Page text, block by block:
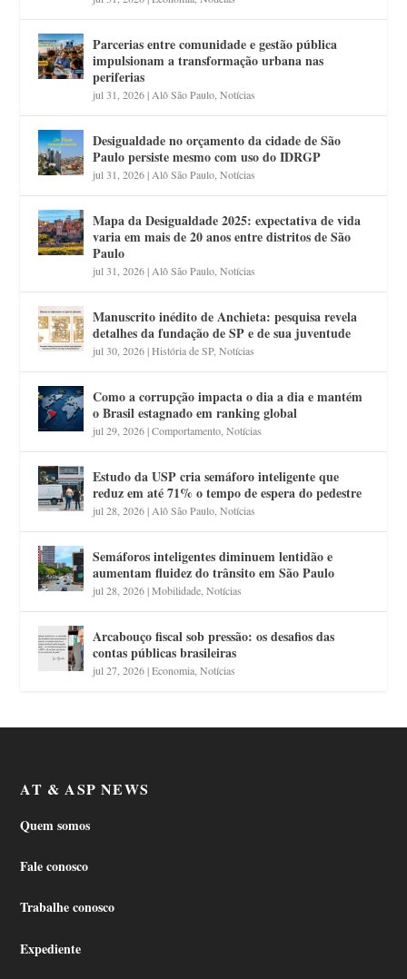
Parcerias entre comunidade e gestão pública
impulsionam a transformação urbana nas
periferias
jul 31, 2026| Alô São Paulo ,Notícias
Desigualdade no orçamento da cidade de São
Paulo persiste mesmo com uso do IDRGP
jul 31, 2026| Alô São Paulo ,Notícias
Mapa da Desigualdade 2025: expectativa de vida
varia em mais de 20 anos entre distritos de São
Paulo
jul 31, 2026| Alô São Paulo ,Notícias
Manuscrito inédito de Anchieta: pesquisa revela
detalhes da fundação de SP e de sua juventude
jul 30, 2026|História de SP,Notícias
Como a corrupção impacta o dia a dia e mantém
o Brasil estagnado em ranking global
jul 29, 2026|Comportamento ,Notícias
Estudo da USP cria semáforo inteligente que
reduz em até 71% o tempo de espera do pedestre
jul 28, 2026| Alô São Paulo ,Notícias
Semáforos inteligentes diminuem lentidão e
aumentam fluidez do trânsito em São Paulo
jul 28, 2026|Mobilidade ,Notícias
Arcabouço fiscal sob pressão: os desafios das
contas públicas brasileiras
jul 27, 2026|Economia ,Notícias
AT & ASP NEWS
Quem somos
Fale conosco
Trabalhe conosco
Expediente